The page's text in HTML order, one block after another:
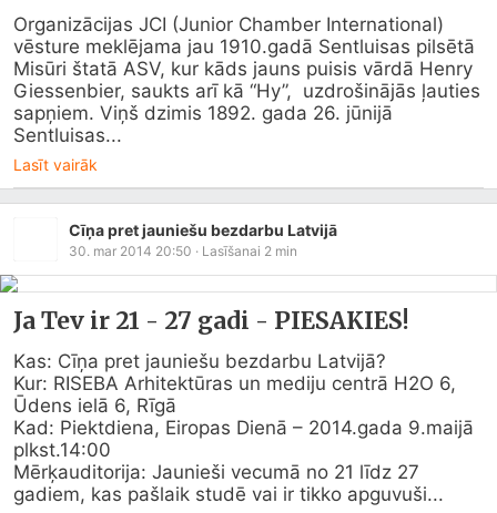
Organizācijas JCI (Junior Chamber International)
vēsture meklējama jau 1910.gadā Sentluisas pilsētā
Misūri štatā ASV, kur kāds jauns puisis vārdā Henry
Giessenbier, saukts arī kā “Hy”,  uzdrošinājās ļauties
sapņiem. Viņš dzimis 1892. gada 26. jūnijā
Sentluisas...
Lasīt vairāk
Cīņa pret jauniešu bezdarbu Latvijā
30. mar 2014 20:50 · Lasīšanai 2 min
Ja Tev ir 21 - 27 gadi - PIESAKIES!
Kas: Cīņa pret jauniešu bezdarbu Latvijā?
Kur: RISEBA Arhitektūras un mediju centrā H2O 6,
Ūdens ielā 6, Rīgā
Kad: Piektdiena, Eiropas Dienā – 2014.gada 9.maijā
plkst.14:00
Mērķauditorija: Jaunieši vecumā no 21 līdz 27
gadiem, kas pašlaik studē vai ir tikko apguvuši...